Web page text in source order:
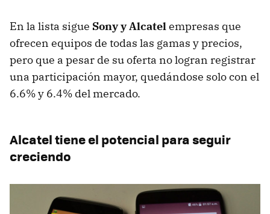
En la lista sigue Sony y Alcatelempresas que
ofrecen equipos de todas las gamas y precios,
pero que a pesar de su oferta no logran registrar
una participación mayor, quedándose solo con el
6.6% y 6.4% del mercado.
Alcatel tiene el potencial para seguir
creciendo